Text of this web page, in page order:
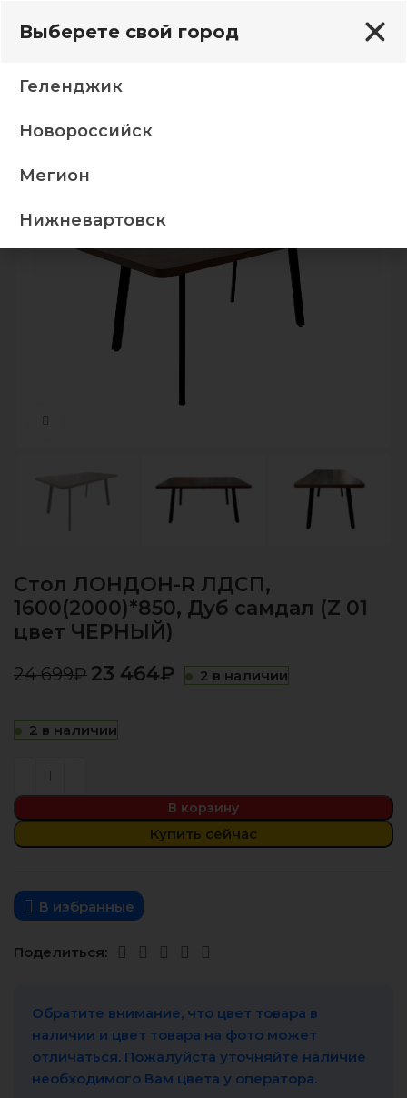
1600(2000)*850, Дуб самдал (Z 01 цвет ЧЕРНЫЙ)
Стол ЛОНДОН-R ЛДСП,
1600(2000)*850, Дуб самдал (Z 01
цвет ЧЕРНЫЙ)
24 699₽ 23 464₽ 2 в наличии
2 в наличии
В корзину
Купить сейчас
В избранные
Поделиться:
Обратите внимание, что цвет товара в
наличии и цвет товара на фото может
отличаться. Пожалуйста уточняйте наличие
необходимого Вам цвета у оператора.
Выберете свой город
Геленджик
Новороссийск
Мегион
Нижневартовск